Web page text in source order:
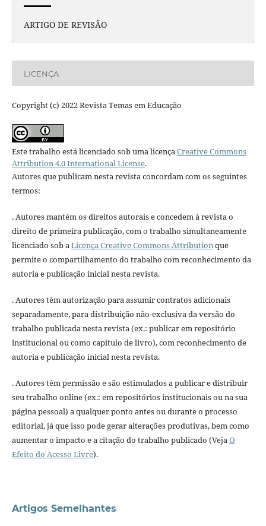
ARTIGO DE REVISÃO
LICENÇA
Copyright (c) 2022 Revista Temas em Educação
Este trabalho está licenciado sob uma licençaCreative Commons
Attribution 4.0 International License.
Autores que publicam nesta revista concordam com os seguintes
termos:
. Autores mantém os direitos autorais e concedem à revista o
direito de primeira publicação, com o trabalho simultaneamente
licenciado sob aLicença Creative Commons Attributionque
permite o compartilhamento do trabalho com reconhecimento da
autoria e publicação inicial nesta revista.
. Autores têm autorização para assumir contratos adicionais
separadamente, para distribuição não-exclusiva da versão do
trabalho publicada nesta revista (ex.: publicar em repositório
institucional ou como capítulo de livro), com reconhecimento de
autoria e publicação inicial nesta revista.
. Autores têm permissão e são estimulados a publicar e distribuir
seu trabalho online (ex.: em repositórios institucionais ou na sua
página pessoal) a qualquer ponto antes ou durante o processo
editorial, já que isso pode gerar alterações produtivas, bem como
aumentar o impacto e a citação do trabalho publicado (VejaO
Efeito do Acesso Livre).
Artigos Semelhantes